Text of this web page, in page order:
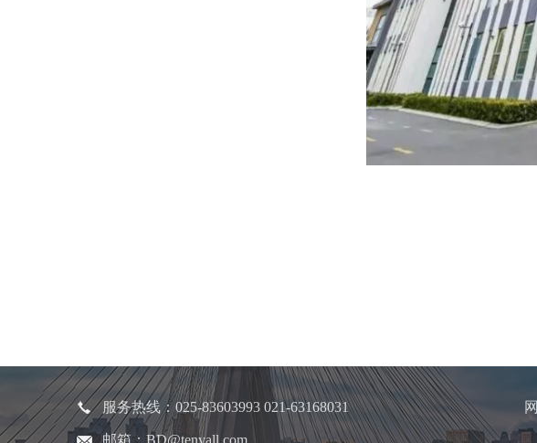
服务热线：025-83603993 021-63168031